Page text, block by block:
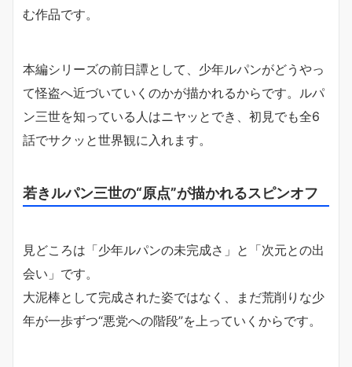
む作品です。
本編シリーズの前日譚として、少年ルパンがどうやっ
て怪盗へ近づいていくのかが描かれるからです。ルパ
ン三世を知っている人はニヤッとでき、初見でも全6
話でサクッと世界観に入れます。
若きルパン三世の“原点”が描かれるスピンオフ
見どころは「少年ルパンの未完成さ」と「次元との出
会い」です。
大泥棒として完成された姿ではなく、まだ荒削りな少
年が一歩ずつ“悪党への階段”を上っていくからです。